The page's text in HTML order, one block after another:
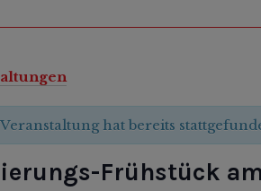
hat bereits
Frühstück